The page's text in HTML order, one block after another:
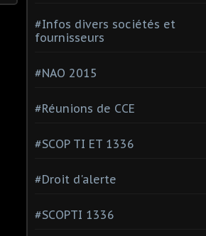
#Infos divers sociétés et
fournisseurs
#NAO 2015
#Réunions de CCE
#SCOP TI ET 1336
#Droit d'alerte
#SCOPTI 1336